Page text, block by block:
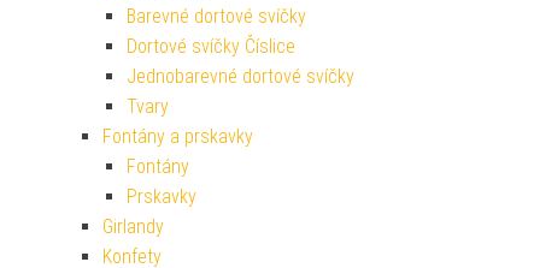
Barevné dortové svíčky
Dortové svíčky Číslice
Jednobarevné dortové svíčky
Tvary
Fontány a prskavky
Fontány
Prskavky
Girlandy
Konfety